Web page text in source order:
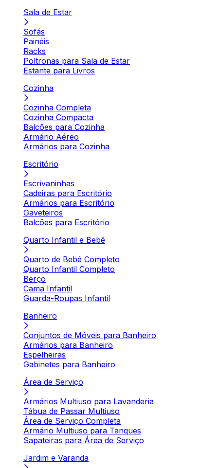
Sala de Estar
Sofás
Painéis
Racks
Poltronas para Sala de Estar
Estante para Livros
Cozinha
Cozinha Completa
Cozinha Compacta
Balcões para Cozinha
Armário Aéreo
Armários para Cozinha
Escritório
Escrivaninhas
Cadeiras para Escritório
Armários para Escritório
Gaveteiros
Balcões para Escritório
Quarto Infantil e Bebê
Quarto de Bebê Completo
Quarto Infantil Completo
Berço
Cama Infantil
Guarda-Roupas Infantil
Banheiro
Conjuntos de Móveis para Banheiro
Armários para Banheiro
Espelheiras
Gabinetes para Banheiro
Área de Serviço
Armários Multiuso para Lavanderia
Tábua de Passar Multiuso
Área de Serviço Completa
Armário Multiuso para Tanques
Sapateiras para Área de Serviço
Jardim e Varanda